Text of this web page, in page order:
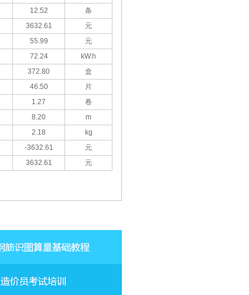
12.52
条
3632.61
元
55.99
元
72.24
kW.h
372.80
盒
46.50
片
1.27
卷
8.20
m
2.18
kg
-3632.61
元
3632.61 元